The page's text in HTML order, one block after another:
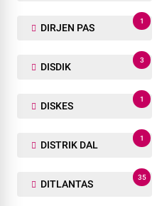
DIRJEN PAS
1
DISDIK
3
DISKES
1
DISTRIK DAL
1
DITLANTAS
35